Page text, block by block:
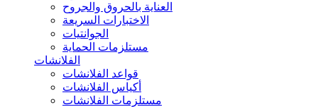
العناية بالحروق والجروح
الاختبارات السريعة
الجوانتيات
مستلزمات الحماية
الفلانشات
قواعد الفلانشات
أكياس الفلانشات
مستلزمات الفلانشات